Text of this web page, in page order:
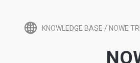
KNOWLEDGE BASE / NOWE